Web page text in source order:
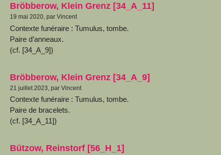
Bröbberow, Klein Grenz [34_A_11]
19 mai 2020, par Vincent
Contexte funéraire : Tumulus, tombe.
Paire d’anneaux.
(cf. [34_A_9])
Bröbberow, Klein Grenz [34_A_9]
21 juillet 2023, par Vincent
Contexte funéraire : Tumulus, tombe.
Paire de bracelets.
(cf. [34_A_11])
Bützow, Reinstorf [56_H_1]